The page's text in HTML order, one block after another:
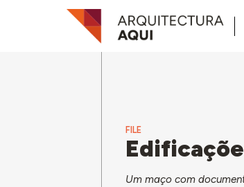
FILE
Um maço com